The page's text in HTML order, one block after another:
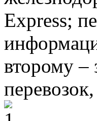
Express;
второму –
перевозок,